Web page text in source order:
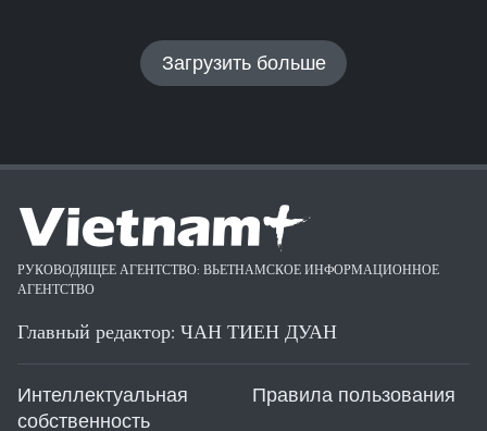
Загрузить больше
РУКОВОДЯЩЕЕ АГЕНТСТВО: ВЬЕТНАМСКОЕ ИНФОРМАЦИОННОЕ
АГЕНТСТВО
Главный редактор: ЧАН ТИЕН ДУАН
Интеллектуальная
собственность
Правила пользования